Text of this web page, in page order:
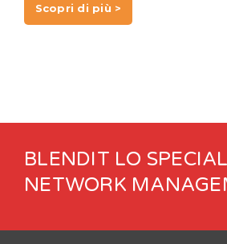
Scopri di più >
BLENDIT LO
NETWORK